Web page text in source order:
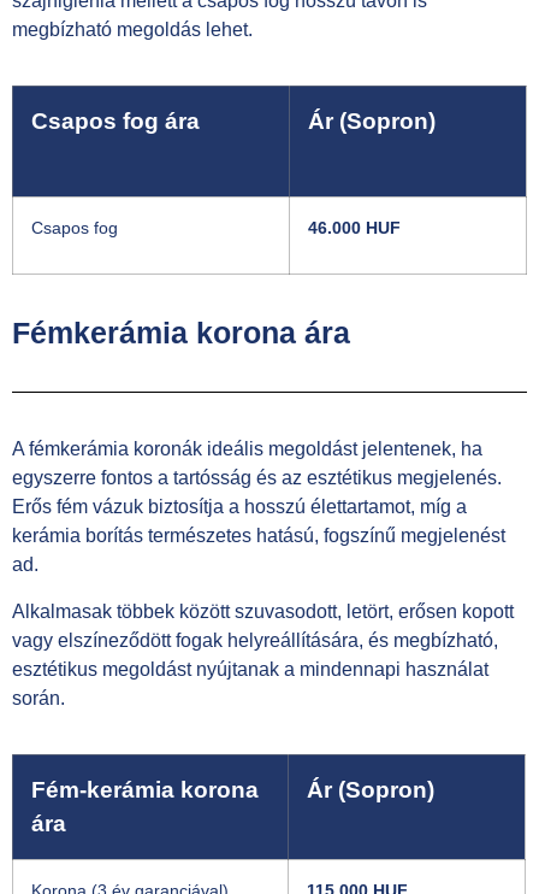
megbízható megoldás lehet.
Csapos fog ára Ár (Sopron)
Csapos fog 46.000 HUF
Fémkerámia korona ára
A fémkerámia koronák ideális megoldást jelentenek, ha
egyszerre fontos a tartósság és az esztétikus megjelenés.
Erős fém vázuk biztosítja a hosszú élettartamot, míg a
kerámia borítás természetes hatású, fogszínű megjelenést
ad.
Alkalmasak többek között szuvasodott, letört, erősen kopott
vagy elszíneződött fogak helyreállítására, és megbízható,
esztétikus megoldást nyújtanak a mindennapi használat
során.
Fém-kerámia korona
ára
Ár (Sopron)